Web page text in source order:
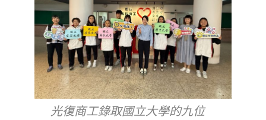
光復商工錄取國立大學的九位